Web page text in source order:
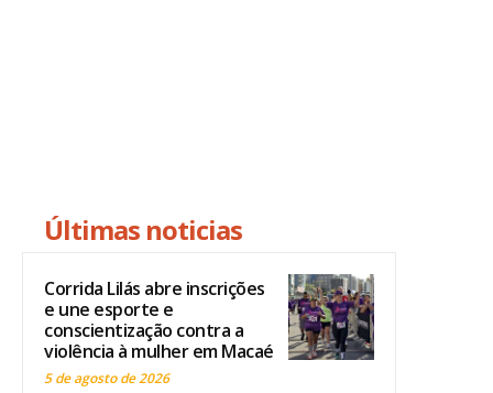
Últimas noticias
Corrida Lilás abre inscrições
e une esporte e
conscientização contra a
violência à mulher em Macaé
5 de agosto de 2026